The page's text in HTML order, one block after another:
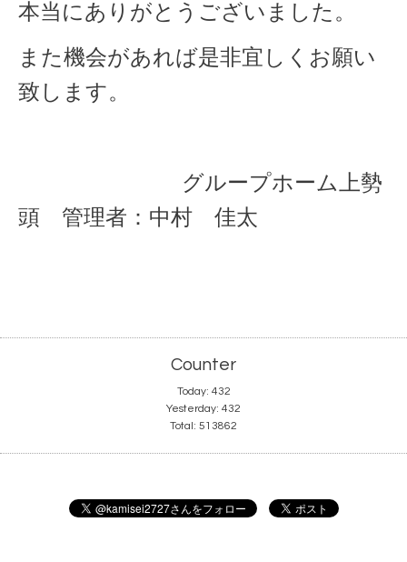
本当にありがとうございました。
また機会があれば是非宜しくお願い
致します。
グループホーム上勢
頭 管理者：中村 佳太
Counter
Today: 432
Yesterday: 432
Total: 513862